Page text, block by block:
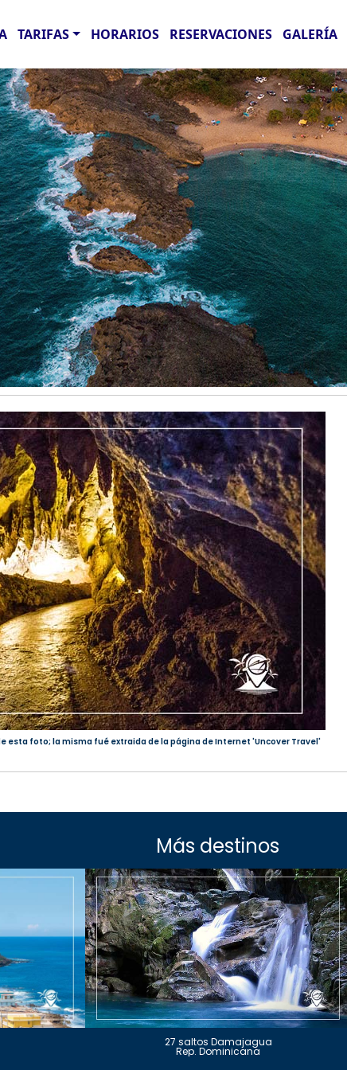
TARIFAS HORARIOS RESERVACIONES GALERÍA
esta foto; la misma fué extraida de la página de Internet 'Uncover Travel'
Más destinos
27 saltos Damajagua
Rep. Dominicana